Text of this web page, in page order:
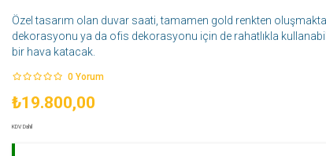
Özel tasarım olan duvar saati, tamamen gold renkten
dekorasyonu ya da ofis dekorasyonu için de rahatlıkla
bir hava katacak.
0 Yorum
₺19.800,00
KDV Dahil